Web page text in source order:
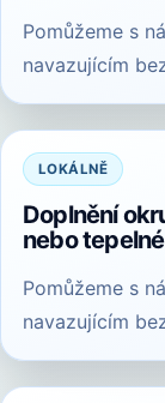
Pomůžeme s
navazujícím
LOKÁLNĚ
Doplnění
nebo
Pomůžeme s
navazujícím